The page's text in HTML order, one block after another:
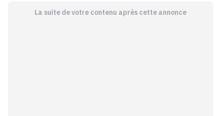
La suite de votre contenu après cette annonce